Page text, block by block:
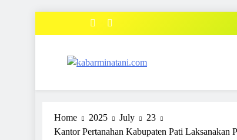
Home 2025 July
23
Kantor Pertanahan Kabupaten Pati